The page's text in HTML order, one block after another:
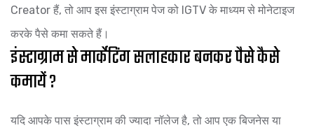
Creator हैं, तो आप इस इंस्टाग्राम पेज को IGTV के माध्यम से मोनेटाइज
करके पैसे कमा सकते हैं।
इंस्टाग्राम से मार्केटिंग सलाहकार बनकर पैसे कैसे
कमायें ?
यदि आपके पास इंस्टाग्राम की ज्यादा नॉलेज है, तो आप एक बिजनेस या